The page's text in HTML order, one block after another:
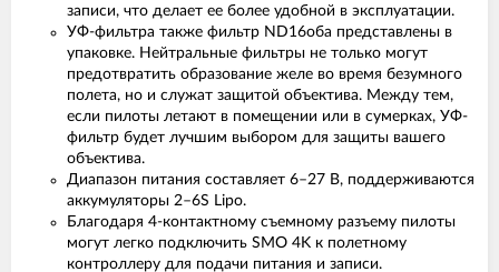
записи, что делает ее более удобной в эксплуатации.
УФ-фильтра также фильтр ND16оба представлены в
упаковке. Нейтральные фильтры не только могут
предотвратить образование желе во время безумного
полета, но и служат защитой объектива. Между тем,
если пилоты летают в помещении или в сумерках, УФ-
фильтр будет лучшим выбором для защиты вашего
объектива.
Диапазон питания составляет 6–27 В, поддерживаются
аккумуляторы 2–6S Lipo.
Благодаря 4-контактному съемному разъему пилоты
могут легко подключить SMO 4K к полетному
контроллеру для подачи питания и записи.